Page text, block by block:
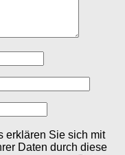
erklären Sie sich mit
Daten durch diese